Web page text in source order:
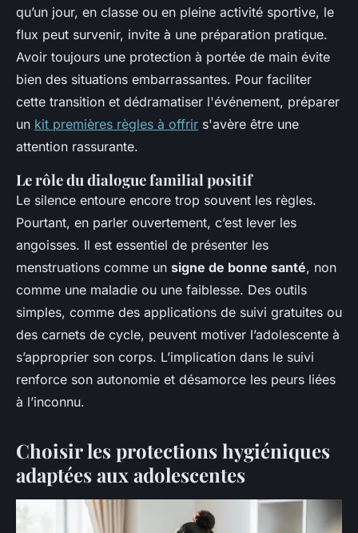
qu’un jour, en classe ou en pleine activité sportive, le
flux peut survenir, invite à une préparation pratique.
Avoir toujours une protection à portée de main évite
bien des situations embarrassantes. Pour faciliter
cette transition et dédramatiser l'événement, préparer
un kit premières règles à offrir s'avère être une
attention rassurante.
Le rôle du dialogue familial positif
Le silence entoure encore trop souvent les règles.
Pourtant, en parler ouvertement, c’est lever les
angoisses. Il est essentiel de présenter les
menstruations comme un signe de bonne santé, non
comme une maladie ou une faiblesse. Des outils
simples, comme des applications de suivi gratuites ou
des carnets de cycle, peuvent motiver l’adolescente à
s’approprier son corps. L’implication dans le suivi
renforce son autonomie et désamorce les peurs liées
à l’inconnu.
Choisir les protections hygiéniques
adaptées aux adolescentes